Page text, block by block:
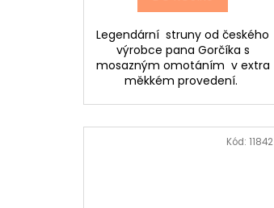
Legendární struny od českého
výrobce pana Gorčíka s
mosazným omotáním v extra
měkkém provedení.
Kód:11842